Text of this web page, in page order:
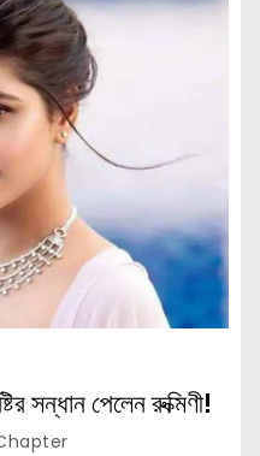
সন্ধান পেলেন রুক্মিণী!